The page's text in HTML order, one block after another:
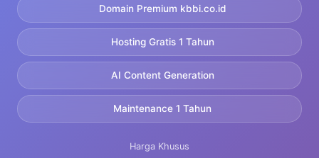
Domain Premium kbbi.co.id
Hosting Gratis 1 Tahun
AI Content Generation
Maintenance 1 Tahun
Harga Khusus